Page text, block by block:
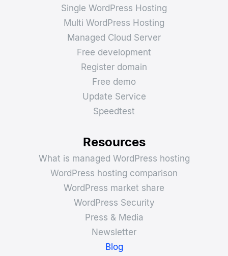
Single WordPress Hosting
Multi WordPress Hosting
Managed Cloud Server
Free development
Register domain
Free demo
Update Service
Speedtest
Resources
What is managed WordPress hosting
WordPress hosting comparison
WordPress market share
WordPress Security
Press & Media
Newsletter
Blog